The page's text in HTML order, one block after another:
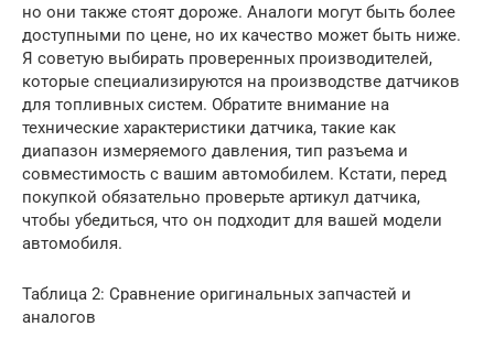
но они также стоят дороже. Аналоги могут быть более
доступными по цене, но их качество может быть ниже.
Я советую выбирать проверенных производителей,
которые специализируются на производстве датчиков
для топливных систем. Обратите внимание на
технические характеристики датчика, такие как
диапазон измеряемого давления, тип разъема и
совместимость с вашим автомобилем. Кстати, перед
покупкой обязательно проверьте артикул датчика,
чтобы убедиться, что он подходит для вашей модели
автомобиля.
Таблица 2: Сравнение оригинальных запчастей и
аналогов